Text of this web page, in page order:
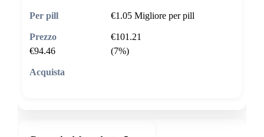
€1.05 Migliore per pill
€101.21
€94.46
(7%)